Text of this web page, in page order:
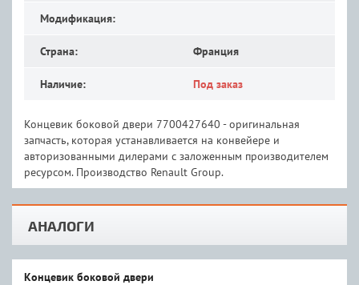
Модификация:
Страна: Франция
Наличие: Под заказ
Концевик боковой двери 7700427640 - оригинальная
запчасть, которая устанавливается на конвейере и
авторизованными дилерами с заложенным производителем
ресурсом. Производство Renault Group.
АНАЛОГИ
Концевик боковой двери